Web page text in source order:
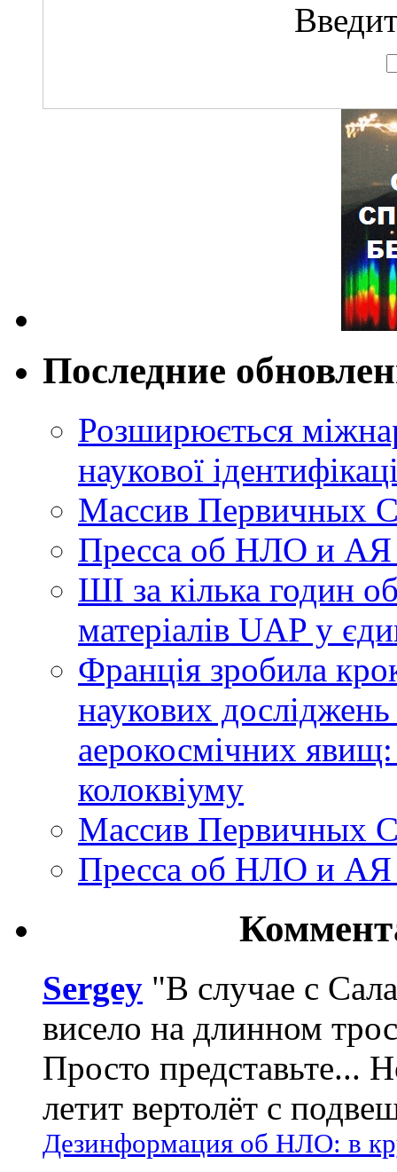
Последние
Розширюється
наукової
Массив Первичных
Пресса об НЛО и
ШІ за кілька годин
матеріалів UAP у
Франція зробила
наукових
аерокосмічних
колоквіуму
Массив Первичных
Пресса об НЛО и
Sergey "В случае с
висело на длинном
Просто представьте...
летит вертолёт с
Дезинформация об НЛО: в